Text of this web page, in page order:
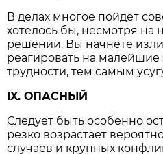
В делах многое пойдет
хотелось бы, несмотря на
решении. Вы начнете
реагировать на малейшие
трудности, тем самым
IX. ОПАСНЫЙ
Следует быть особенно
резко возрастает
случаев и крупных